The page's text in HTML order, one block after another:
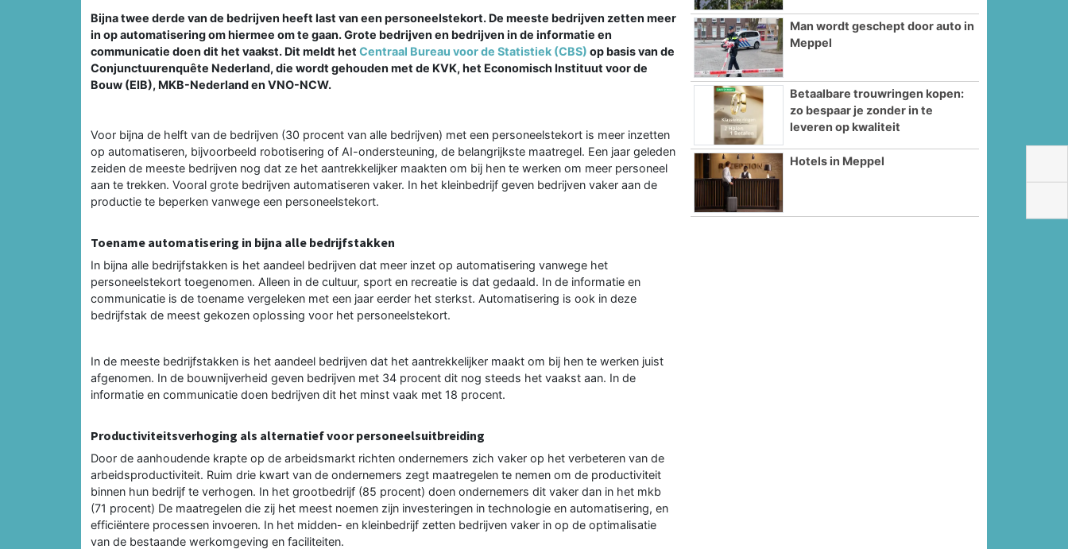
Bijna twee derde van de bedrijven heeft last van een personeelstekort. De meeste bedrijven zetten meer
in op automatisering om hiermee om te gaan. Grote bedrijven en bedrijven in de informatie en
communicatie doen dit het vaakst. Dit meldt het Centraal Bureau voor de Statistiek (CBS) op basis van de
Conjunctuurenquête Nederland, die wordt gehouden met de KVK, het Economisch Instituut voor de
Bouw (EIB), MKB-Nederland en VNO-NCW.
Voor bijna de helft van de bedrijven (30 procent van alle bedrijven) met een personeelstekort is meer inzetten
op automatiseren, bijvoorbeeld robotisering of AI-ondersteuning, de belangrijkste maatregel. Een jaar geleden
zeiden de meeste bedrijven nog dat ze het aantrekkelijker maakten om bij hen te werken om meer personeel
aan te trekken. Vooral grote bedrijven automatiseren vaker. In het kleinbedrijf geven bedrijven vaker aan de
productie te beperken vanwege een personeelstekort.
Toename automatisering in bijna alle bedrijfstakken
In bijna alle bedrijfstakken is het aandeel bedrijven dat meer inzet op automatisering vanwege het
personeelstekort toegenomen. Alleen in de cultuur, sport en recreatie is dat gedaald. In de informatie en
communicatie is de toename vergeleken met een jaar eerder het sterkst. Automatisering is ook in deze
bedrijfstak de meest gekozen oplossing voor het personeelstekort.
In de meeste bedrijfstakken is het aandeel bedrijven dat het aantrekkelijker maakt om bij hen te werken juist
afgenomen. In de bouwnijverheid geven bedrijven met 34 procent dit nog steeds het vaakst aan. In de
informatie en communicatie doen bedrijven dit het minst vaak met 18 procent.
Productiviteitsverhoging als alternatief voor personeelsuitbreiding
Door de aanhoudende krapte op de arbeidsmarkt richten ondernemers zich vaker op het verbeteren van de
arbeidsproductiviteit. Ruim drie kwart van de ondernemers zegt maatregelen te nemen om de productiviteit
binnen hun bedrijf te verhogen. In het grootbedrijf (85 procent) doen ondernemers dit vaker dan in het mkb
(71 procent) De maatregelen die zij het meest noemen zijn investeringen in technologie en automatisering, en
efficiëntere processen invoeren. In het midden- en kleinbedrijf zetten bedrijven vaker in op de optimalisatie
van de bestaande werkomgeving en faciliteiten.
Man wordt geschept door auto in
Meppel
Betaalbare trouwringen kopen:
zo bespaar je zonder in te
leveren op kwaliteit
Hotels in Meppel